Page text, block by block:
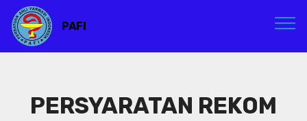
PAFI
PERSYARATAN REKOM